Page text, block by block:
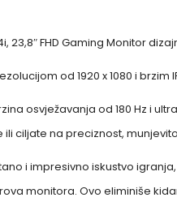
23,8″ FHD Gaming Monitor
od 1920 x 1080 i
osvježavanja od 180 Hz i
ili ciljate na preciznost,
i impresivno iskustvo
monitora. Ovo eliminiše